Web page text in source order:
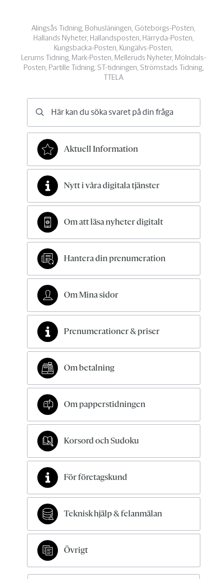
Alingsås Tidning, Bohusläningen, Göteborgs-Posten,
Hallands Nyheter, Hallandsposten, Härryda-Posten,
Kungsbacka-Posten, Kungälvs-Posten,
Lerums Tidning, Mark-Posten, Melleruds Nyheter, Mölndals-
Posten, Partille Tidning, ST-tidningen, Strömstads Tidning,
TTELA